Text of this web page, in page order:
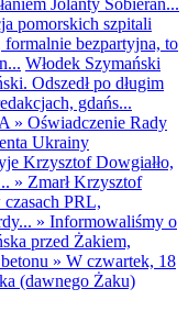
Jolanty Sobieran...
pomorskich szpitali
bezpartyjna, to
Włodek Szymański
Odszedł po długim
gdańs...
» Oświadczenie Rady
Ukrainy
Krzysztof Dowgiałło,
» Zmarł Krzysztof
czasach PRL,
» Informowaliśmy o
przed Żakiem,
» W czwartek, 18
(dawnego Żaku)